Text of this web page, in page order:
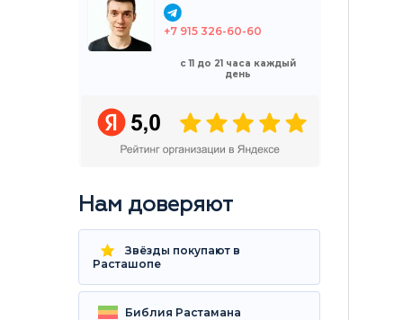
+7 915 326-60-60
с 11 до 21 часа каждый
день
Нам доверяют
Звёзды покупают в
Расташопе
Библия Растамана